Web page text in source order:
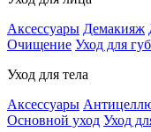
Аксессуары Демакияж
Очищение Уход для губ
Уход для тела
Аксессуары
Основной уход Уход